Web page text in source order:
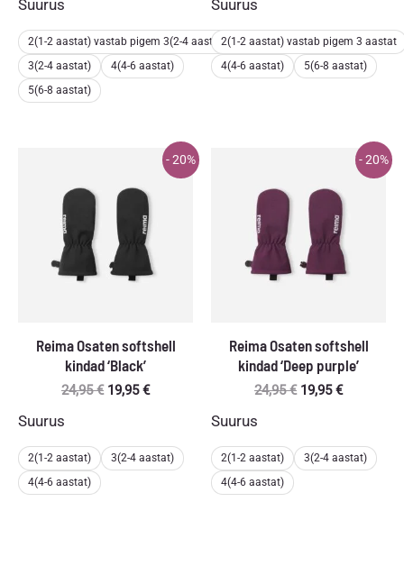
Suurus
2(1-2 aastat) vastab pigem 3(2-4 aastat)
3(2-4 aastat)
4(4-6 aastat)
5(6-8 aastat)
Suurus
2(1-2 aastat) vastab pigem 3 aastat
4(4-6 aastat)
5(6-8 aastat)
- 20%
Reima Osaten softshell
kindad ‘Black’
24,95€ Algne
19,95€Praegune
Suurus
2(1-2 aastat)
3(2-4 aastat)
4(4-6 aastat)
- 20%
Reima Osaten softshell
kindad ‘Deep purple’
24,95€ Algne
19,95€Praegune
Suurus
2(1-2 aastat)
3(2-4 aastat)
4(4-6 aastat)